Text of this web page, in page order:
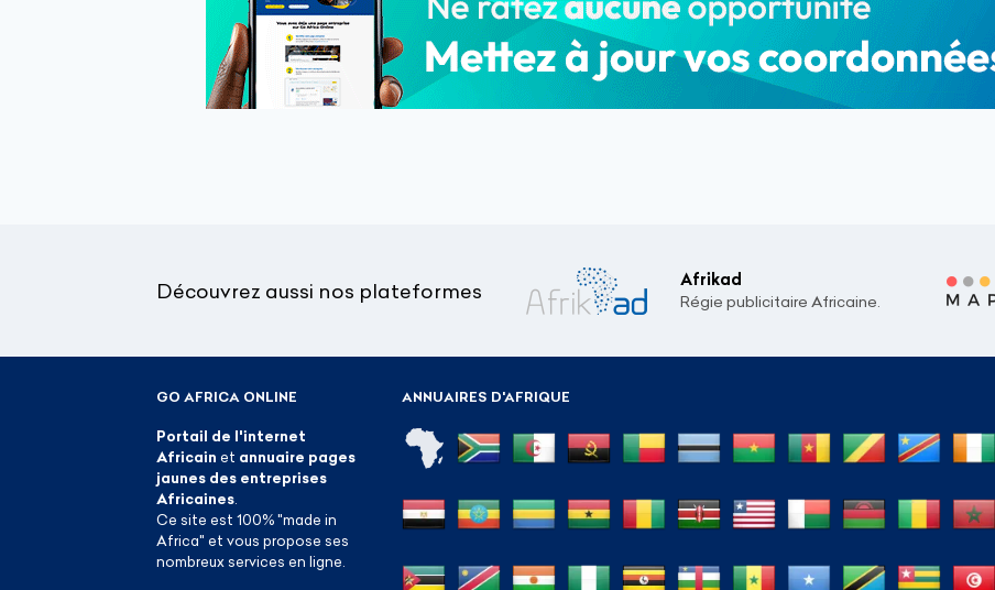
Découvrez aussi nos plateformes
Afrikad
Régie publicitaire Africaine.
ANNUAIRES D'AFRIQUE
GO AFRICA ONLINE
Portail de l'internet
Africain et annuaire pages
jaunes des entreprises
Africaines
Ce site est 100% "made in
Africa" et vous propose ses
nombreux services en ligne.